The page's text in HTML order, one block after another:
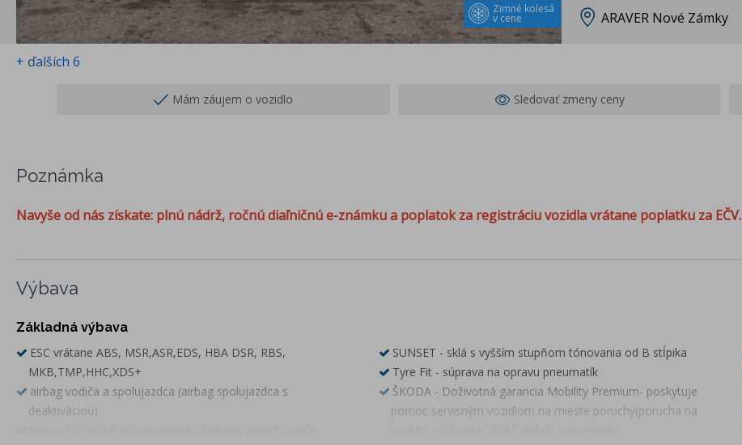
Zimné kolesá
v cene
+ ďalších 6
ARAVER Nové Zámky
Mám záujem o vozidlo Sledovať zmeny ceny
Poznámka
Navyše od nás získate: plnú nádrž, ročnú diaľničnú e-známku a poplatok za registráciu vozidla vrátane poplatku za EČV.
Výbava
Základná výbava
ESC vrátane ABS, MSR,ASR,EDS, HBA DSR, RBS,
MKB,TMP,HHC,XDS+
airbag vodiča a spolujazdca (airbag spolujazdca s
deaktiváciou)
SUNSET - sklá s vyšším stupňom tónovania od B stĺpika
Tyre Fit - súprava na opravu pneumatík
ŠKODA - Doživotná garancia Mobility Premium- poskytuje
pomoc servisným vozidlom na mieste poruchy(porucha na